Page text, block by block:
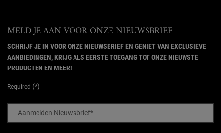
MELD JE AAN VOOR ONZE NIEUWSBRIEF
SCHRIJF JE IN VOOR ONZE NIEUWSBRIEF EN GENIET VAN EXCLUSIEVE
AANBIEDINGEN, KRIJG ALS EERSTE TOEGANG TOT ONZE NIEUWSTE
PRODUCTEN EN MEER!
Required (*)
Aanmelden Nieuwsbrief*